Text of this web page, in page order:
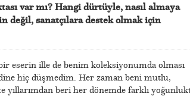
var mı? Hangi dürtüyle, nasıl almaya
değil, sanatçılara destek olmak için
eserin ille de benim koleksiyonumda olması
hiç düşmedim. Her zaman beni mutlu,
beri her dönemde farklı